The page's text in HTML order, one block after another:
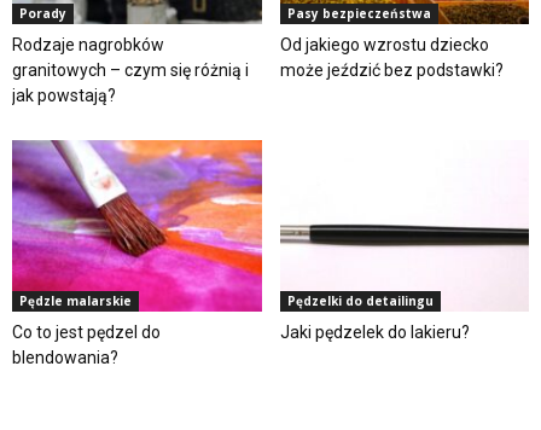
Porady
Rodzaje nagrobków
granitowych – czym się różnią i
jak powstają?
Pasy bezpieczeństwa
Od jakiego wzrostu dziecko
może jeździć bez podstawki?
Pędzle malarskie
Co to jest pędzel do
blendowania?
Pędzelki do detailingu
Jaki pędzelek do lakieru?